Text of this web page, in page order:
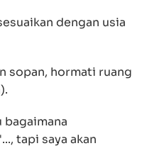
dengan usia
sopan, hormati ruang
tapi saya akan